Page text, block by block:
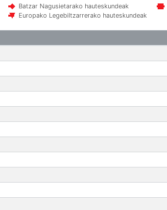
Batzar Nagusietarako hauteskundeak
Europako Legebiltzarrerako hauteskundeak